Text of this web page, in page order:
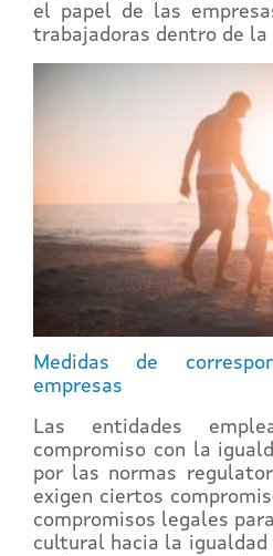
el papel de las
trabajadoras dentro de la
Medidas de
empresas
Las entidades
compromiso con la
por las normas
exigen ciertos
compromisos legales
cultural hacia la igualdad